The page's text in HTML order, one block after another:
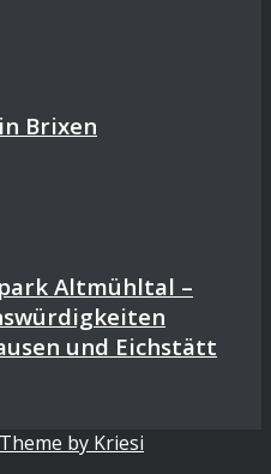
Brixen
Altmühltal –
und Eichstätt
by Kriesi